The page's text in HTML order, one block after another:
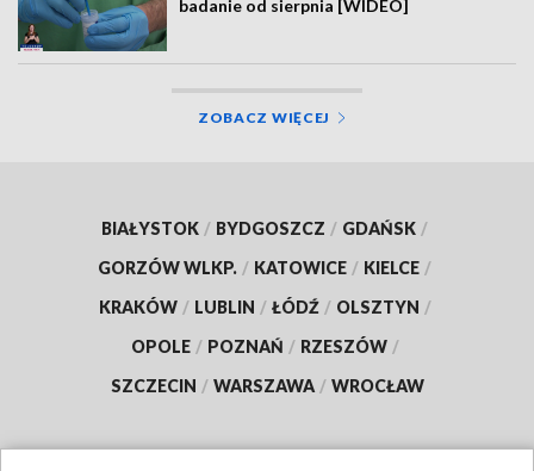
badanie od sierpnia [WIDEO]
ZOBACZ WIĘCEJ
BIAŁYSTOK / BYDGOSZCZ / GDAŃSK /
GORZÓW WLKP. / KATOWICE / KIELCE /
KRAKÓW / LUBLIN / ŁÓDŹ / OLSZTYN /
OPOLE / POZNAŃ / RZESZÓW /
SZCZECIN / WARSZAWA / WROCŁAW